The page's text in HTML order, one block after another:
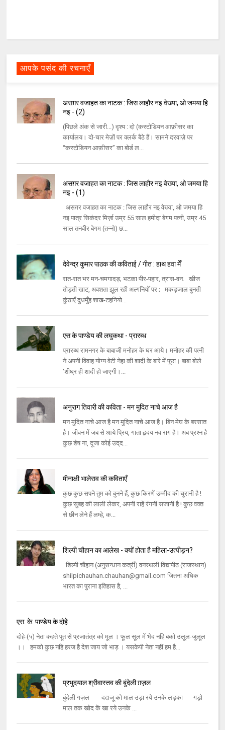
आपके पसंद की रचनाएँ
असग़र वजाहत का नाटक : जिस लाहौर नइ वेख्या, ओ जमया हि
नइ - (2)
(पिछले अंक से जारी...) दृश्‍य : दो (कस्‍टोडियन आफ़ीसर का
कार्यालय। दो-चार मेज़ों पर क्‍लर्क बैठे हैं। सामने दरवाज़े पर
“कस्‍टोडियन आफ़ीसर” का बोर्ड ल...
असग़र वजाहत का नाटक : जिस लाहौर नइ वेख्या, ओ जमया हि
नइ - (1)
असग़र वजाहत का नाटक : जिस लाहौर नइ वेख्या, ओ जमया हि
नइ पात्र सिकंदर मिर्ज़ा उम्र 55 साल हमीदा बेगम पत्‍नी, उम्र 45
साल तनवीर बेगम (तन्‍नो) छ...
देवेन्द्र कुमार पाठक की कविताई / गीत : हाथ हवा मेँ
रात-रात भर मन-चमगादड़; भटका पीर-पहार, त्रास-वन. खीज
तोड़ती खाट, अवशता झूल रही अल्गनियोँ पर ; मकड़जाल बुनती
कुंठाएँ दुधमुँह शाख-टहनियो...
एस के पाण्डेय की लघुकथा - प्रारब्ध
प्रारब्ध रामनगर के बाबाजी मनोहर के घर आये। मनोहर की पत्नी
ने अपनी विवाह योग्य वेटी नेहा की शादी के बारे में पूछा। बाबा बोले
‘शीघ्र ही शादी हो जाएगी।...
अनुराग तिवारी की कविता - मन मुदित नाचे आज है
मन मुदित नाचे आज है मन मुदित नाचे आज है। बिन मेघ के बरसात
है। जीवन में जब से आये प्रिय, गाता हृदय नव राग है। अब प्रश्‍न है
कुछ शेष ना, दूजा कोई उद्‌द...
मीनाक्षी भालेराव की कविताएँ
कुछ कुछ सपने तुम को बुनने हैं, कुछ किरणें उम्मीद की चुरानी है !
कुछ सुबह की लाली लेकर, अपनी राहें रंगनी सजानी है ! कुछ वक्त
से छीन लेने हैं लम्हे, क...
शिल्‍पी चौहान का आलेख - क्यों होता है महिला-उत्पीड़न?
शिल्‍पी चौहान (अनुसन्‍धान कर्त्री) वनस्‍थली विद्यापीठ (राजस्‍थान)
shilpichauhan.chauhan@gmail.com जितना अधिक
भारत का पुराना इतिहास है, ...
एस. के. पाण्डेय के दोहे
दोहे-(५) नेता कहते पूत से प्रजातंत्र को मूल । फूल सूल में भेद नहि बको उलूल-जुलूल
।। हमको कुछ नहि हरज है देश जाय जो भाड़ । यसकेपी नेता नहीं हम है...
प्रभुदयाल श्रीवास्तव की बुंदेली ग़ज़ल
बुंदेली गज़ल‌ दद्दाजू को माल उड़ा रये उनके लड़का गड़ो
माल तक खोद कें खा रये उनके ...